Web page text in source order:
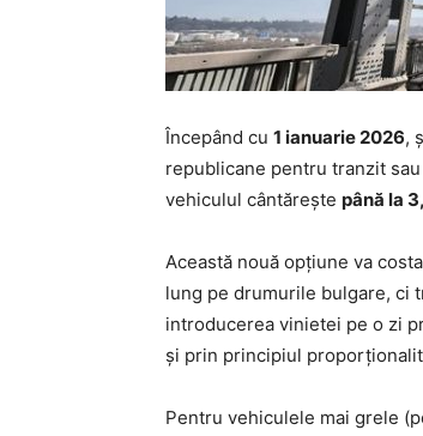
Începând cu 1 ianuarie 2026,
republicane pentru tranzit
vehiculul cântărește până la
Această nouă opțiune va costa
lung pe drumurile bulgare, ci
introducerea vinietei pe o zi
și prin principiul
Pentru vehiculele mai grele